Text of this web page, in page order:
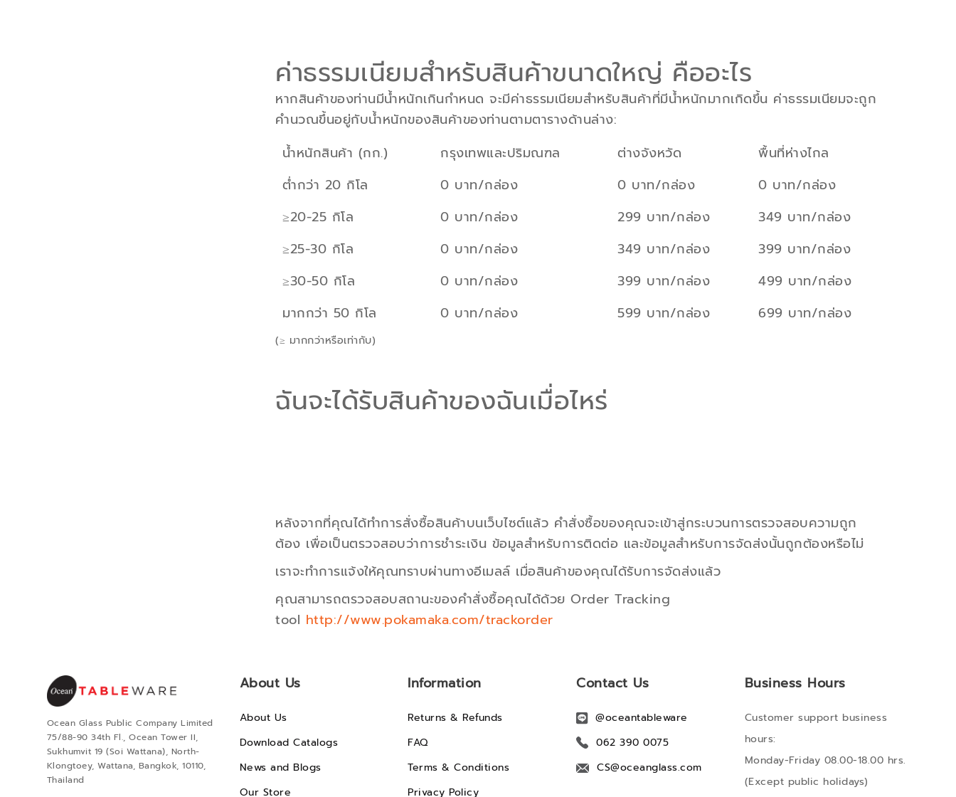
ค่าธรรมเนียมสำหรับสินค้าขนาดใหญ่ คืออะไร
หากสินค้าของท่านมีน้ำหนักเกินกำหนด จะมีค่าธรรมเนียมสำหรับสินค้าที่มีน้ำหนักมากเกิดขึ้น ค่าธรรมเนียมจะถูก
คำนวณขึ้นอยู่กับน้ำหนักของสินค้าของท่านตามตารางด้านล่าง:
น้ำหนักสินค้า (กก.)
กรุงเทพและปริมณฑล ต่างจังหวัด
พื้นที่ห่างไกล
ต่ำกว่า 20 กิโล
0 บาท/กล่อง 0 บาท/กล่อง
0 บาท/กล่อง
≥20-25 กิโล
0 บาท/กล่อง 299 บาท/กล่อง
349 บาท/กล่อง
≥25-30 กิโล
0 บาท/กล่อง 349 บาท/กล่อง
399 บาท/กล่อง
≥30-50 กิโล
0 บาท/กล่อง 399 บาท/กล่อง
499 บาท/กล่อง
มากกว่า 50 กิโล
0 บาท/กล่อง 599 บาท/กล่อง 699 บาท/กล่อง
(≥ มากกว่าหรือเท่ากับ)
ฉันจะได้รับสินค้าของฉันเมื่อไหร่
หลังจากที่คุณได้ทำการสั่งซื้อสินค้าบนเว็บไซต์แล้ว คำสั่งซื้อของคุณจะเข้าสู่กระบวนการตรวจสอบความถูก
ต้อง เพื่อเป็นตรวจสอบว่าการชำระเงิน ข้อมูลสำหรับการติดต่อ และข้อมูลสำหรับการจัดส่งนั้นถูกต้องหรือไม่
เราจะทำการแจ้งให้คุณทราบผ่านทางอีเมลล์ เมื่อสินค้าของคุณได้รับการจัดส่งแล้ว
คุณสามารถตรวจสอบสถานะของคำสั่งซื้อคุณได้ด้วย Order Tracking
tool http://www.pokamaka.com/trackorder
Ocean Glass Public Company Limited
75/88-90 34th Fl., Ocean Tower II,
Sukhumvit 19 (Soi Wattana), North-
Klongtoey, Wattana, Bangkok, 10110,
Thailand
About Us
About Us
Download Catalogs
News and Blogs
Our Store
Information
Returns & Refunds
FAQ
Terms & Conditions
Privacy Policy
Contact Us
@oceantableware
062 390 0075
CS@oceanglass.com
Business Hours
Customer support business
hours:
Monday-Friday 08.00-18.00 hrs.
(Except public holidays)